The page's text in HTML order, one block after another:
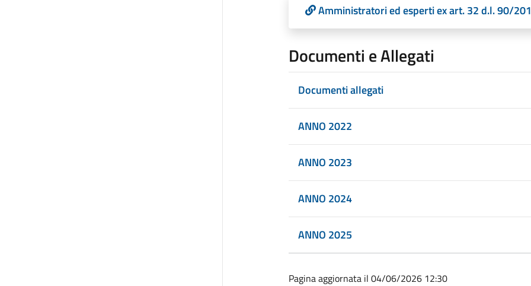
Amministratori ed esperti ex art. 32 d.l. 90/
Documenti e Allegati
Documenti allegati
ANNO 2022
ANNO 2023
ANNO 2024
ANNO 2025
Pagina aggiornata il 04/06/2026 12:30